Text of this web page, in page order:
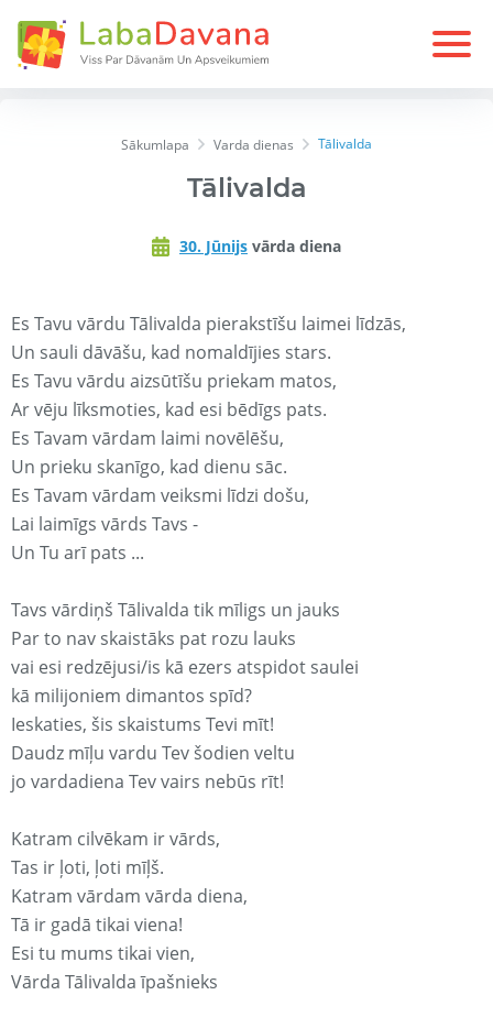
Sākumlapa Varda dienas Tālivalda
Tālivalda
30. Jūnijs vārda diena
Es Tavu vārdu Tālivalda pierakstīšu laimei līdzās,
Un sauli dāvāšu, kad nomaldījies stars.
Es Tavu vārdu aizsūtīšu priekam matos,
Ar vēju līksmoties, kad esi bēdīgs pats.
Es Tavam vārdam laimi novēlēšu,
Un prieku skanīgo, kad dienu sāc.
Es Tavam vārdam veiksmi līdzi došu,
Lai laimīgs vārds Tavs -
Un Tu arī pats ...
Tavs vārdiņš Tālivalda tik mīligs un jauks
Par to nav skaistāks pat rozu lauks
vai esi redzējusi/is kā ezers atspidot saulei
kā milijoniem dimantos spīd?
Ieskaties, šis skaistums Tevi mīt!
Daudz mīļu vardu Tev šodien veltu
jo vardadiena Tev vairs nebūs rīt!
Katram cilvēkam ir vārds,
Tas ir ļoti, ļoti mīļš.
Katram vārdam vārda diena,
Tā ir gadā tikai viena!
Esi tu mums tikai vien,
Vārda Tālivalda īpašnieks